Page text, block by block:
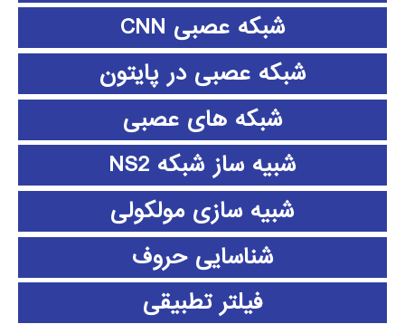
شبکه عصبی CNN
شبکه عصبی در پایتون
شبکه های عصبی
شبیه ساز شبکه NS2
شبیه سازی مولکولی
شناسایی حروف
فیلتر تطبیقی